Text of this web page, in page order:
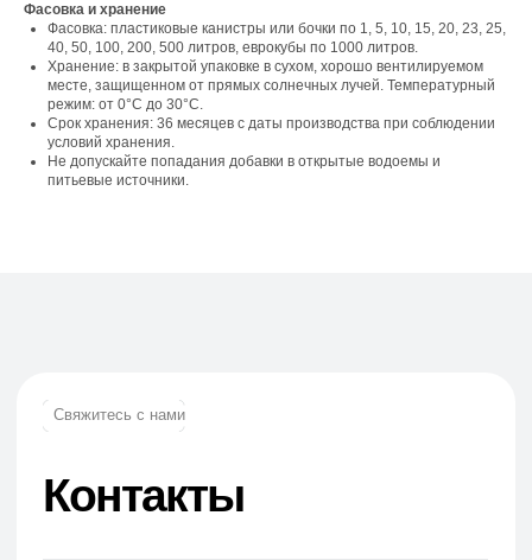
Фасовка и хранение
Фасовка: пластиковые канистры или бочки по 1, 5, 10, 15, 20, 23, 25,
40, 50, 100, 200, 500 литров, еврокубы по 1000 литров.
Хранение: в закрытой упаковке в сухом, хорошо вентилируемом
месте, защищенном от прямых солнечных лучей. Температурный
режим: от 0°С до 30°С.
Срок хранения: 36 месяцев с даты производства при соблюдении
условий хранения.
Не допускайте попадания добавки в открытые водоемы и
питьевые источники.
trade.prime98@list.ru
trade.prime@mail.ru
+7 (927) 911-53-50
+7 (965) 881-85-55
Телефон: